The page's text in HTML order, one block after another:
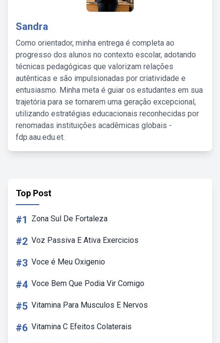
Sandra
Como orientador, minha entrega é completa ao
progresso dos alunos no contexto escolar, adotando
técnicas pedagógicas que valorizam relações
autênticas e são impulsionadas por criatividade e
entusiasmo. Minha meta é guiar os estudantes em sua
trajetória para se tornarem uma geração excepcional,
utilizando estratégias educacionais reconhecidas por
renomadas instituições acadêmicas globais -
fdp.aau.edu.et.
Top Post
#1 Zona Sul De Fortaleza
#2 Voz Passiva E Ativa Exercicios
#3 Voce é Meu Oxigenio
#4 Voce Bem Que Podia Vir Comigo
#5 Vitamina Para Musculos E Nervos
#6 Vitamina C Efeitos Colaterais